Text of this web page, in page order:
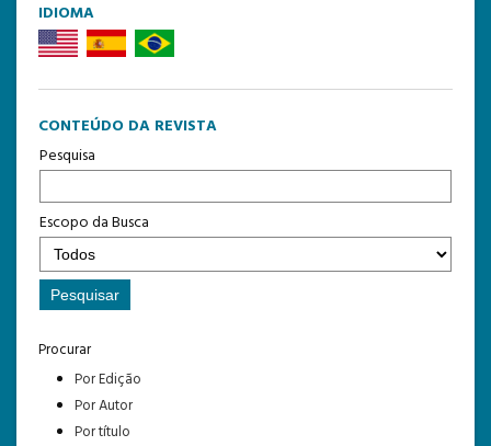
IDIOMA
CONTEÚDO DA REVISTA
Pesquisa
Escopo da Busca
Procurar
Por Edição
Por Autor
Por título